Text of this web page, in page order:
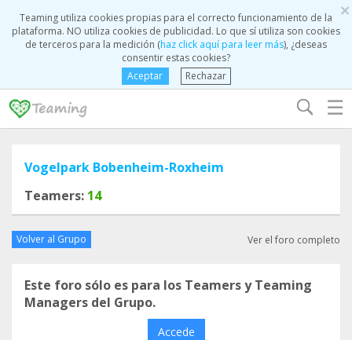
×
Teaming utiliza cookies propias para el correcto funcionamiento de la
plataforma. NO utiliza cookies de publicidad. Lo que sí utiliza son cookies
de terceros para la medición (haz click aquí para leer más), ¿deseas
consentir estas cookies?
Aceptar
Rechazar
☰
Vogelpark Bobenheim-Roxheim
Teamers: 14
Volver al Grupo Ver el foro completo
Este foro sólo es para los Teamers y Teaming
Managers del Grupo.
Accede